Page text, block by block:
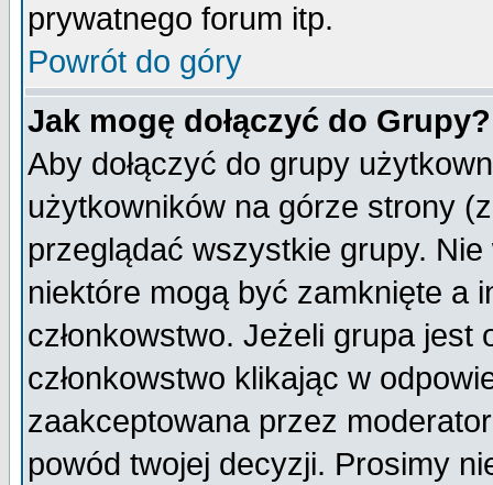
prywatnego forum itp.
Powrót do góry
Jak mogę dołączyć do Grupy?
Aby dołączyć do grupy
użytkowników na górze strony
przeglądać wszystkie grupy.
niektóre mogą być zamknięte a
członkowstwo. Jeżeli grupa
członkowstwo klikając w
zaakceptowana przez
powód twojej decyzji. Prosimy